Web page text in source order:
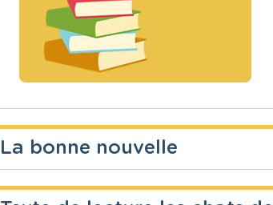
La bonne nouvelle